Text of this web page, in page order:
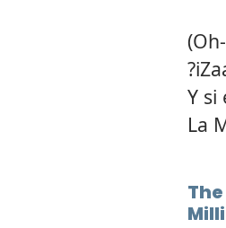
Y si
La